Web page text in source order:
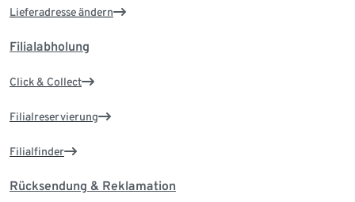
Lieferadresse ändern
Filialabholung
Click & Collect
Filialreservierung
Filialfinder
Rücksendung & Reklamation